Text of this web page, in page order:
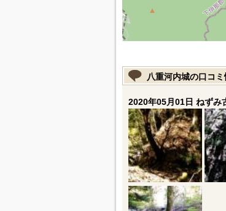
八重河内城の口コミ
2020年05月01日 ねずみ